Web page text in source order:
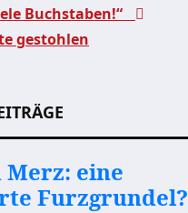
Buchstaben!“
gestohlen
eine
Furzgrundel?